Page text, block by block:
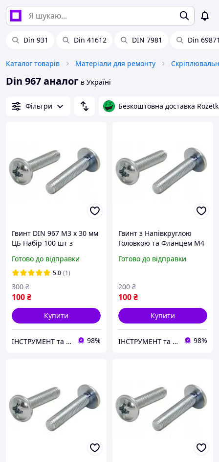
Din 931 Din 41612 DIN 7981 Din
Каталог товарів Матеріали для ремонту
Din 967 аналог в Україні
Фільтри Безкоштовна доставка
Гвинт DIN 967 М3 х 30 мм
ЦБ Набір 100 шт з
та Фланцем PZ+PL Spec
Готово до відправки
5.0 (1)
100₴
300 ₴
Купити
ІНСТРУМЕНТ та МЕТИЗИ 98%
Гвинт з Напівкруглою
Головкою та Фланцем М4
PZ+PL DIN 967 Spec
Готово до відправки
100₴
200 ₴
Купити
ІНСТРУМЕНТ та МЕТИЗИ 98%